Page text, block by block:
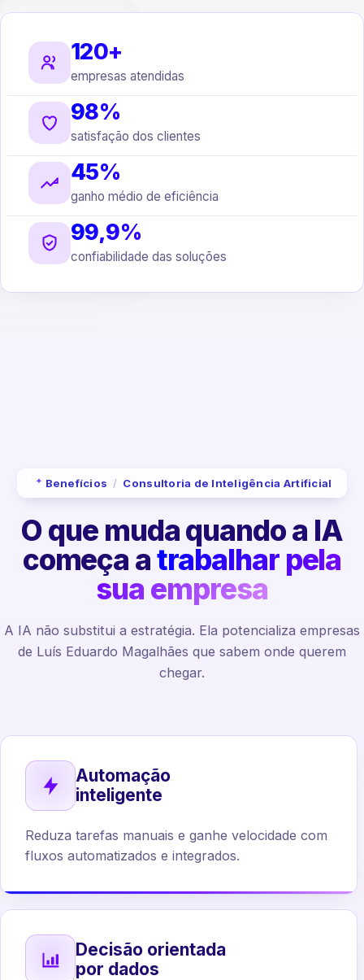
120+
empresas atendidas
98%
satisfação dos clientes
45%
ganho médio de eficiência
99,9%
confiabilidade das soluções
Benefícios / Consultoria de Inteligência Artificial
O que muda quando a IA
começa atrabalhar pela
sua empresa
A IA não substitui a estratégia. Ela potencializa empresas
de Luís Eduardo Magalhães que sabem onde querem
chegar.
Automação
inteligente
Reduza tarefas manuais e ganhe velocidade com
fluxos automatizados e integrados.
Decisão orientada
por dados